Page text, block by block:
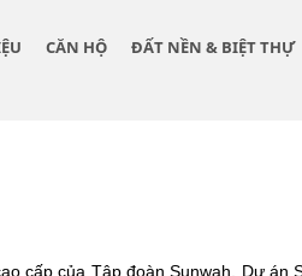
CĂN HỘ ĐẤT NỀN & BIỆT THỰ
cấp của Tập đoàn Sunwah. Dự